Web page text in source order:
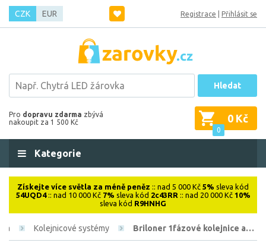
CZK EUR Registrace Přihlásit se
Hledat
Pro dopravu zdarma zbývá
nakoupit za 1 500 Kč
0
0 Kč
Kategorie
Získejte více světla za méně peněz :: nad 5 000 Kč 5% sleva kód
54UQD4:: nad 10 000 Kč 7% sleva kód 2c43RR :: nad 20 000 Kč 10%
sleva kód R9HNHG
Kolejnicové systémy Briloner 1fázové kolejnice a…